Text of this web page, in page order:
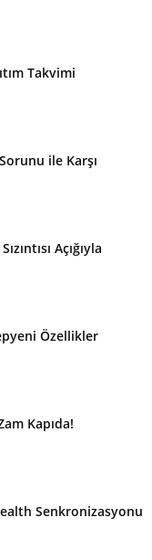
Takvimi
ile Karşı
Açığıyla
Özellikler
Kapıda!
Senkronizasyonu